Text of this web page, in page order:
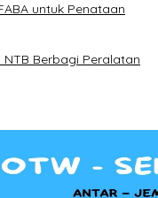
untuk Penataan
NTB Berbagi Peralatan